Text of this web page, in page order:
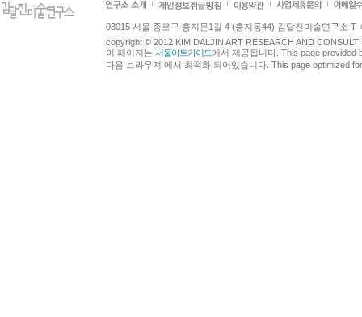
03015 서울 종로구 홍지문1길 4 (홍지동44) 김달진미술연구소 T
copyright © 2012 KIM DALJIN ART RESEARCH AND
이 페이지는 서울아트가이드에서 제공됩니다. This page provided
다음 브라우져 에서 최적화 되어있습니다. This page optimized